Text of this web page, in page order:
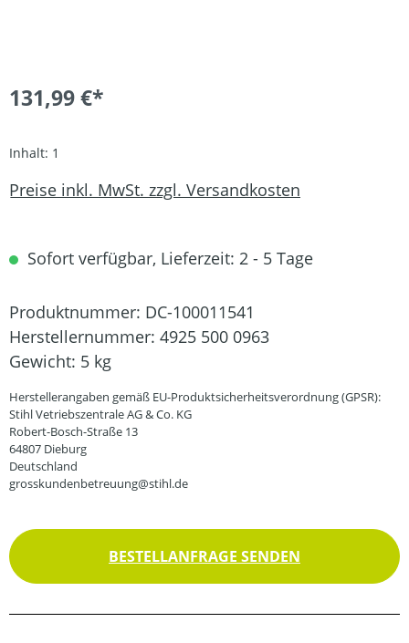
131,99 €*
Inhalt: 1
Preise inkl. MwSt. zzgl. Versandkosten
Sofort verfügbar, Lieferzeit: 2 - 5 Tage
Produktnummer: DC-100011541
Herstellernummer: 4925 500 0963
Gewicht: 5 kg
Herstellerangaben gemäß EU-Produktsicherheitsverordnung (GPSR):
Stihl Vetriebszentrale AG & Co. KG
Robert-Bosch-Straße 13
64807 Dieburg
Deutschland
grosskundenbetreuung@stihl.de
BESTELLANFRAGE SENDEN